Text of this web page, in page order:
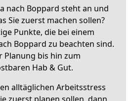
nach Boppard steht an und
Sie zuerst machen sollen?
Punkte, die bei einem
Boppard zu beachten sind.
Planung bis hin zum
Hab & Gut.
alltäglichen Arbeitsstress